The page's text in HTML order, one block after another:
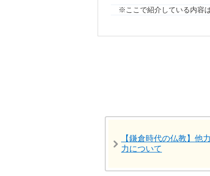
ここで紹介している内容
【鎌倉時代の仏教】他
力について